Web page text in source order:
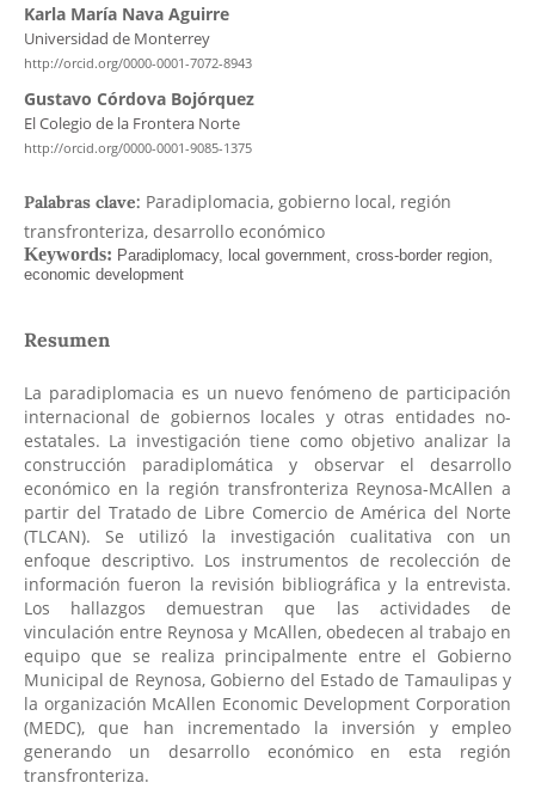
Karla María Nava Aguirre
Universidad de Monterrey
http://orcid.org/0000-0001-7072-8943
Gustavo Córdova Bojórquez
El Colegio de la Frontera Norte
http://orcid.org/0000-0001-9085-1375
Palabras clave: Paradiplomacia, gobierno local, región
transfronteriza, desarrollo económico
Resumen
La paradiplomacia es un nuevo fenómeno de participación
internacional de gobiernos locales y otras entidades no-
estatales. La investigación tiene como objetivo analizar la
construcción paradiplomática y observar el desarrollo
económico en la región transfronteriza Reynosa-McAllen a
partir del Tratado de Libre Comercio de América del Norte
(TLCAN). Se utilizó la investigación cualitativa con un
enfoque descriptivo. Los instrumentos de recolección de
información fueron la revisión bibliográfica y la entrevista.
Los hallazgos demuestran que las actividades de
vinculación entre Reynosa y McAllen, obedecen al trabajo en
equipo que se realiza principalmente entre el Gobierno
Municipal de Reynosa, Gobierno del Estado de Tamaulipas y
la organización McAllen Economic Development Corporation
(MEDC), que han incrementado la inversión y empleo
generando un desarrollo económico en esta región
transfronteriza.